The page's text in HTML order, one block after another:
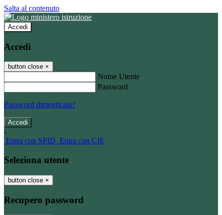
Salta al contenuto
Accedi
Accedi
button close ×
Nome Utente
Password
Password dimenticata?
-
Entra con SPID Entra con CIE
Seleziona utente
button close ×
Recupero password